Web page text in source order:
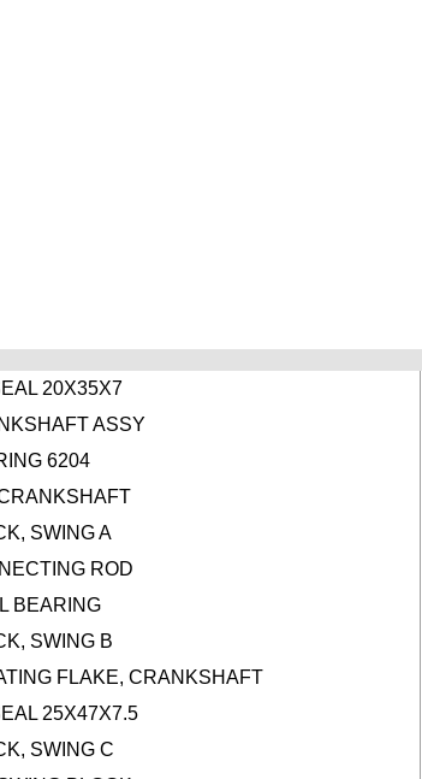
20X35X7
ASSY
6204
SWING A
ROD
BEARING
SWING B
FLAKE, CRANKSHAFT
25X47X7.5
SWING C